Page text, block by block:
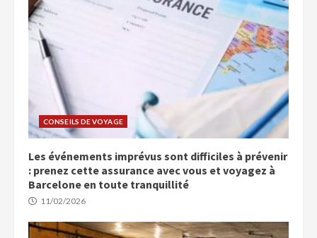
CONSEILS DE VOYAGE
Les événements imprévus sont difficiles à prévenir
: prenez cette assurance avec vous et voyagez à
Barcelone en toute tranquillité
11/02/2026